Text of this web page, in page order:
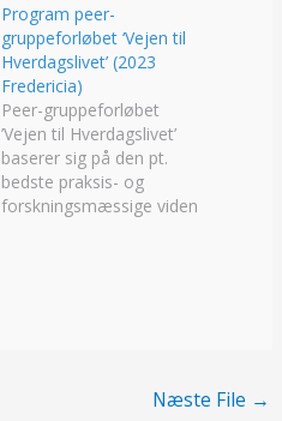
Program peer-
gruppeforløbet ‘Vejen til
Hverdagslivet’ (2023
Fredericia)
Peer-gruppeforløbet
’Vejen til Hverdagslivet’
baserer sig på den pt.
bedste praksis- og
forskningsmæssige viden
forhåbentlig til ny indsigtNæste File →